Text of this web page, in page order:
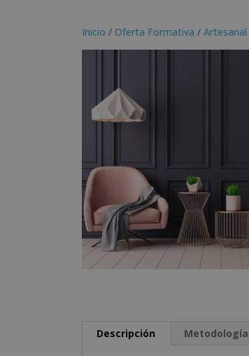
Inicio / Oferta Formativa / Artesanal
Descripción Metodología